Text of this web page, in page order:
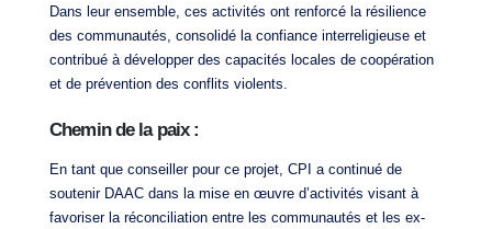
Dans leur ensemble, ces activités ont renforcé la résilience
des communautés, consolidé la confiance interreligieuse et
contribué à développer des capacités locales de coopération
et de prévention des conflits violents.
Chemin de la paix :
En tant que conseiller pour ce projet, CPI a continué de
soutenir DAAC dans la mise en œuvre d’activités visant à
favoriser la réconciliation entre les communautés et les ex-